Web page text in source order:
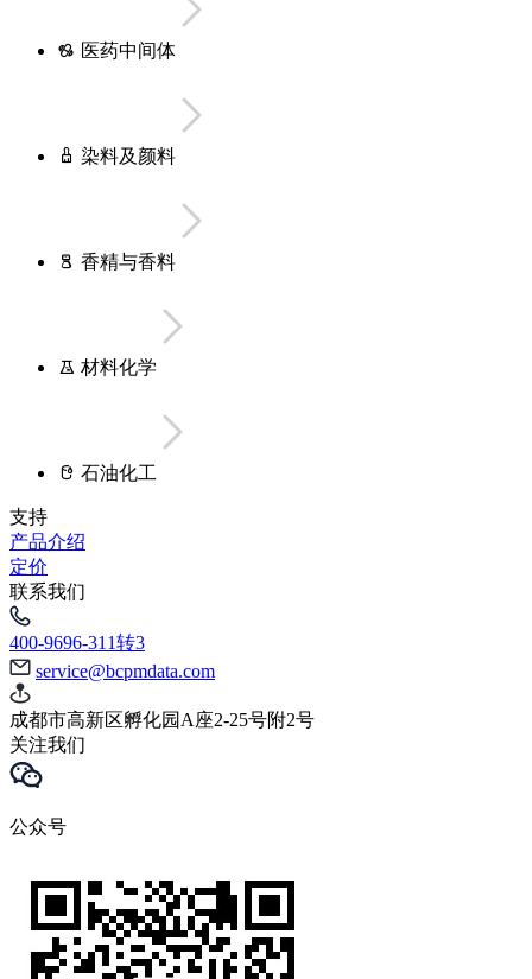
医药中间体
染料及颜料
香精与香料
材料化学
石油化工
支持
产品介绍
定价
联系我们
400-9696-311转3
service@bcpmdata.com
成都市高新区孵化园A座2-25号附2号
关注我们
公众号